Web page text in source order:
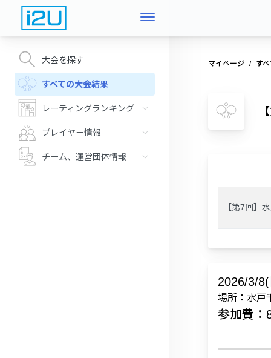
大会を探す
すべての大会結果
レーティングランキング
プレイヤー情報
チーム、運営団体情報
マイページ す
【第7回】
2026/3/
場所：水戸
参加費：